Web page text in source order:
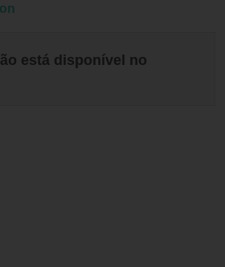
está disponível no